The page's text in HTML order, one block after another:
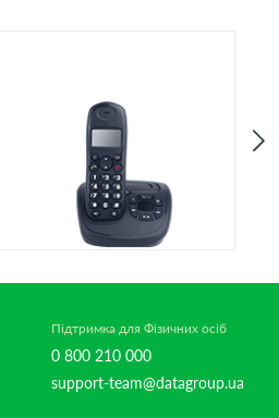
Підтримка для Фізичних осіб
0 800 210 000
support-team@datagroup.ua